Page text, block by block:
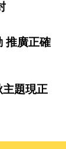
推廣正確
題現正